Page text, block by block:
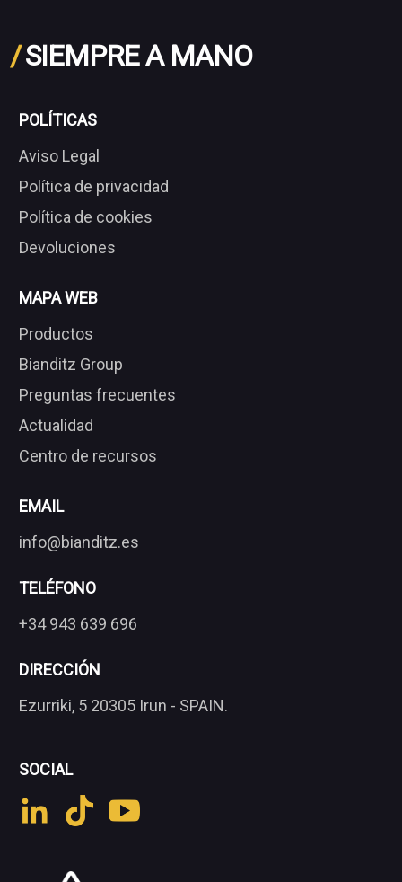
/SIEMPRE A MANO
POLÍTICAS
Aviso Legal
Política de privacidad
Política de cookies
Devoluciones
MAPA WEB
Productos
Bianditz Group
Preguntas frecuentes
Actualidad
Centro de recursos
EMAIL
info@bianditz.es
TELÉFONO
+34 943 639 696
DIRECCIÓN
Ezurriki, 5 20305 Irun - SPAIN.
SOCIAL